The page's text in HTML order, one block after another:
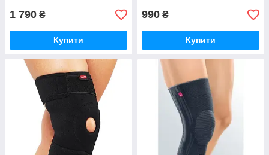
1 790 ₴
Купити
990 ₴
Купити